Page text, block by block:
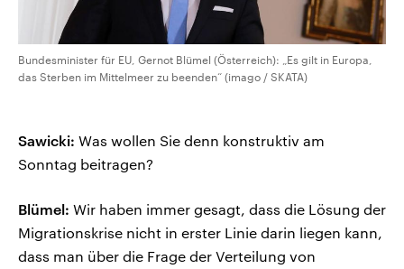
Bundesminister für EU, Gernot Blümel (Österreich): „Es gilt in Europa,
das Sterben im Mittelmeer zu beenden“ (imago / SKATA)
Sawicki: Was wollen Sie denn konstruktiv am
Sonntag beitragen?
Blümel: Wir haben immer gesagt, dass die Lösung der
Migrationskrise nicht in erster Linie darin liegen kann,
dass man über die Frage der Verteilung von